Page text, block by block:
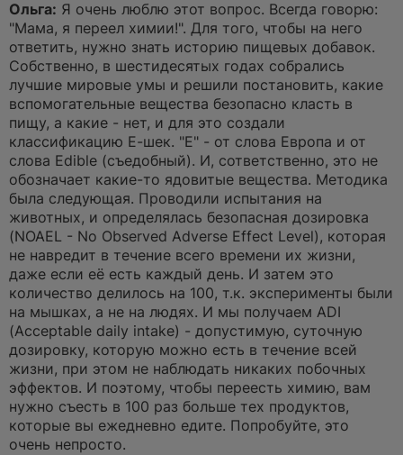
Ольга: Я очень люблю этот вопрос. Всегда говорю:
"Мама, я переел химии!". Для того, чтобы на него
ответить, нужно знать историю пищевых добавок.
Собственно, в шестидесятых годах собрались
лучшие мировые умы и решили постановить, какие
вспомогательные вещества безопасно класть в
пищу, а какие - нет, и для это создали
классификацию Е-шек. "Е" - от слова Европа и от
слова Edible (съедобный). И, сответственно, это не
обозначает какие-то ядовитые вещества. Методика
была следующая. Проводили испытания на
животных, и определялась безопасная дозировка
(NOAEL - No Observed Adverse Effect Level), которая
не навредит в течение всего времени их жизни,
даже если её есть каждый день. И затем это
количество делилось на 100, т.к. эксперименты были
на мышках, а не на людях. И мы получаем ADI
(Acceptable daily intake) - допустимую, суточную
дозировку, которую можно есть в течение всей
жизни, при этом не наблюдать никаких побочных
эффектов. И поэтому, чтобы переесть химию, вам
нужно съесть в 100 раз больше тех продуктов,
которые вы ежедневно едите. Попробуйте, это
очень непросто.